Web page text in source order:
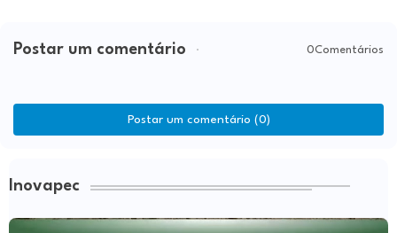
Postar um comentário 0Comentários
Postar um comentário (0)
Inovapec